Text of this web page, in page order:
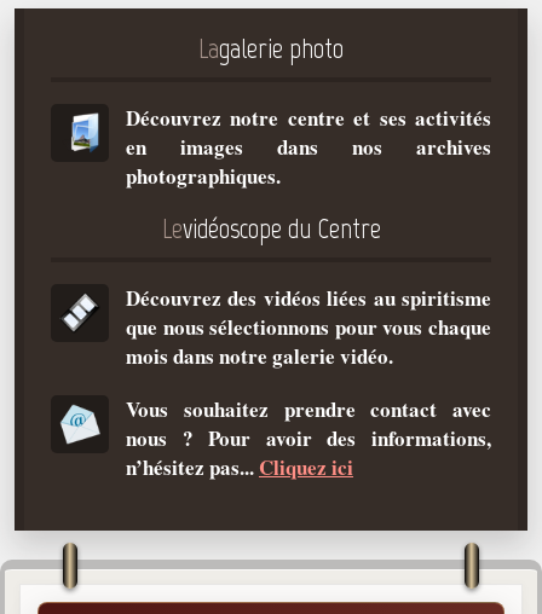
Plan d'accès
La doctrine Spirite
Qu'est-ce que c'est ?
Les bases du spiritisme
La doctrine d'Allan Kardec
But des manifestations spirites
Médiums
Allan Kardec
1804-1869
Lagalerie photo
Découvrez notre centre et ses activités
en images dans nos archives
photographiques.
Levidéoscope du Centre
Découvrez des vidéos liées au spiritisme
que nous sélectionnons pour vous chaque
mois dans notre galerie vidéo.
Vous souhaitez prendre contact avec
nous ? Pour avoir des informations,
n’hésitez pas... Cliquez ici